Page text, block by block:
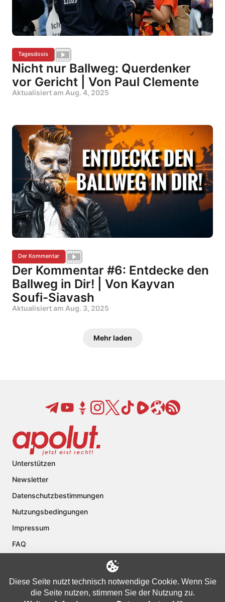
Tagesdosis
Nicht nur Ballweg: Querdenker
vor Gericht | Von Paul Clemente
Aktualisiert am Aug. 4, 2025
Der Kommentar
Der Kommentar #6: Entdecke den
Ballweg in Dir! | Von Kayvan
Soufi-Siavash
Aktualisiert am Aug. 3, 2025
Mehr laden
Unterstützen
Newsletter
Datenschutzbestimmungen
Nutzungsbedingungen
Impressum
FAQ
Diese Seite nutzt technisch notwendige Cookie. Wenn Sie
die Seite nutzen, stimmen Sie der Nutzung zu.